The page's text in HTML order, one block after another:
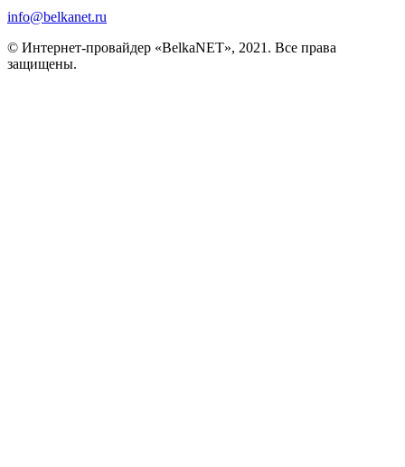
info@belkanet.ru
© Интернет-провайдер «BelkaNET», 2021. Все права
защищены.